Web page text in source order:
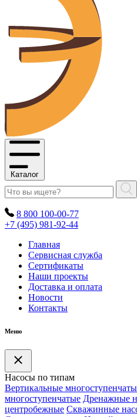
Каталог
8 800 100-00-77
+7 (495) 981-92-44
Главная
Сервисная служба
Сертификаты
Наши проекты
Доставка и оплата
Новости
Контакты
Меню
Насосы по типам
Вертикальные
многоступенчатые Дренажные
центробежные Скважинные